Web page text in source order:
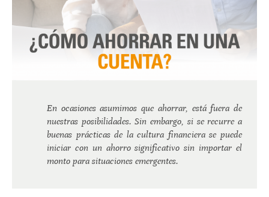
En ocasiones asumimos que ahorrar, está fuera de
nuestras posibilidades. Sin embargo, si se recurre a
buenas prácticas de la cultura financiera se puede
iniciar con un ahorro significativo sin importar el
monto para situaciones emergentes.